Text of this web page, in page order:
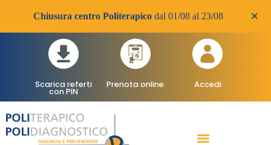
Chiusura centro Politerapicodal 01/08 al 23/08 ×
Scarica referti
con PIN
Prenota online Accedi